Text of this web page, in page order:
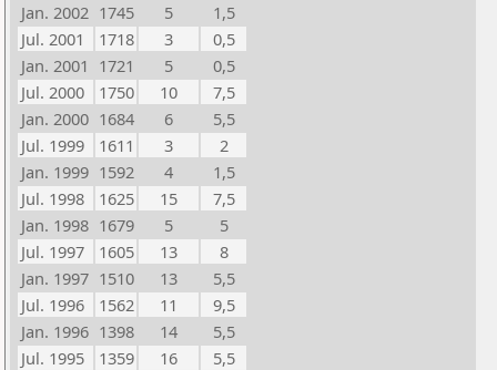
Jan. 2002 1745 5
1,5
Jul. 2001
1718 3
0,5
Jan. 2001 1721 5
0,5
Jul. 2000
1750 10
7,5
Jan. 2000 1684 6
5,5
Jul. 1999
1611 3
2
Jan. 1999 1592 4
1,5
Jul. 1998
1625 15
7,5
Jan. 1998 1679 5
5
Jul. 1997
1605 13
8
Jan. 1997 1510 13
5,5
Jul. 1996
1562 11
9,5
Jan. 1996 1398 14
5,5
Jul. 1995
1359 16
5,5